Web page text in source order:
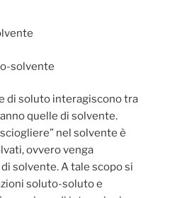
solvente
di soluto interagiscono tra
quelle di solvente.
nel solvente è
ovvero venga
solvente. A tale scopo si
soluto-soluto e